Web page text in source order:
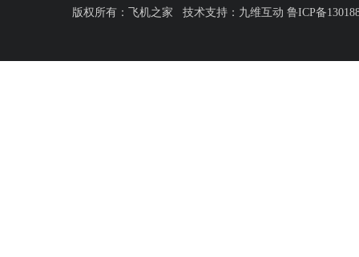
版权所有：飞机之家 技术支持： 九维互动 鲁ICP备